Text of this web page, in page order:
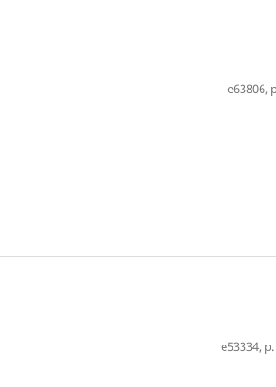
e63806,
e53334, p.